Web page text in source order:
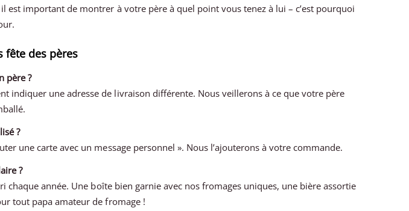
est important de montrer à votre père à quel point vous tenez à lui – c’est pourquoi
fête des pères
père ?
indiquer une adresse de livraison différente. Nous veillerons à ce que votre père
?
une carte avec un message personnel ». Nous l’ajouterons à votre commande.
?
chaque année. Une boîte bien garnie avec nos fromages uniques, une bière assortie
tout papa amateur de fromage !